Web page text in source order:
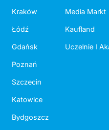
Kraków
Łódź
Gdańsk
Poznań
Szczecin
Katowice
Bydgoszcz
Media Markt
Kaufland
Uczelnie I